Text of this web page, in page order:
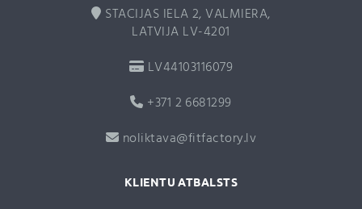
STACIJAS IELA 2, VALMIERA,
LATVIJA LV-4201
LV44103116079
+371 2 6681299
noliktava@fitfactory.lv
KLIENTU ATBALSTS